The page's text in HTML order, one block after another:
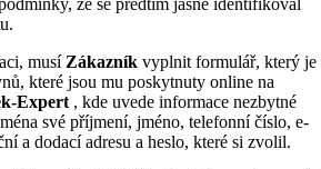
že se předtím jasně identifikoval
musí Zákazník vyplnit formulář, který je
které jsou mu poskytnuty online na
Expert , kde uvede informace nezbytné
své příjmení, jméno, telefonní číslo, e-
a dodací adresu a heslo, které si zvolil.